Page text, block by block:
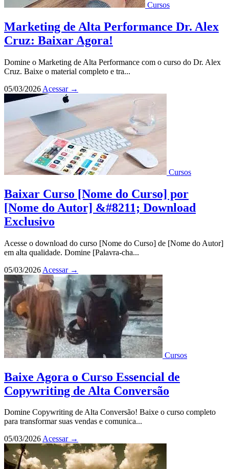
Cursos
Marketing de Alta Performance Dr. Alex
Cruz: Baixar Agora!
Domine o Marketing de Alta Performance com o curso do Dr. Alex
Cruz. Baixe o material completo e tra...
05/03/2026 Acessar →
Cursos
Baixar Curso [Nome do Curso] por
[Nome do Autor] &#8211; Download
Exclusivo
Acesse o download do curso [Nome do Curso] de [Nome do Autor]
em alta qualidade. Domine [Palavra-cha...
05/03/2026 Acessar →
Cursos
Baixe Agora o Curso Essencial de
Copywriting de Alta Conversão
Domine Copywriting de Alta Conversão! Baixe o curso completo
para transformar suas vendas e comunica...
05/03/2026Acessar →